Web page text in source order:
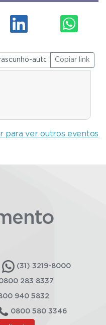
Copiar link
para ver outros eventos
(31) 3219-8000
283 8337
940 5832
0800 580 3346